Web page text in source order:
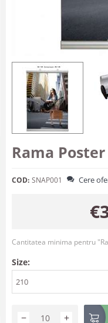
Rama
COD: SNAP001 Cere
€
Cantitatea minima pentru
Size:
210
+
−